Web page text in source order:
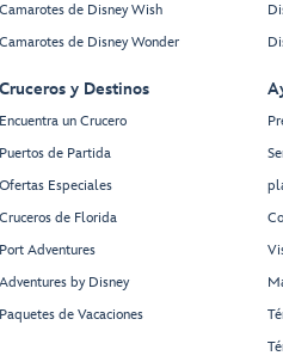
Camarotes de Disney Wish
Camarotes de Disney Wonder
Cruceros y Destinos
Encuentra un Crucero
Puertos de Partida
Ofertas Especiales
Cruceros de Florida
Port Adventures
Adventures by Disney
Paquetes de Vacaciones